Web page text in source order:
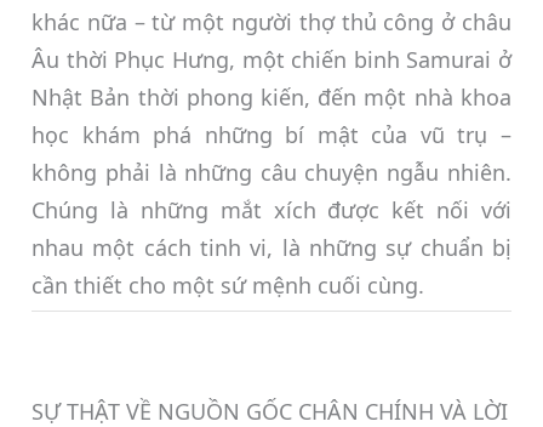
khác nữa – từ một người thợ thủ công ở châu
Âu thời Phục Hưng, một chiến binh Samurai ở
Nhật Bản thời phong kiến, đến một nhà khoa
học khám phá những bí mật của vũ trụ –
không phải là những câu chuyện ngẫu nhiên.
Chúng là những mắt xích được kết nối với
nhau một cách tinh vi, là những sự chuẩn bị
cần thiết cho một sứ mệnh cuối cùng.
SỰ THẬT VỀ NGUỒN GỐC CHÂN CHÍNH VÀ LỜI